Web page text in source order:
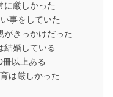
に厳しかった
事をしていた
がきっかけだった
結婚している
冊以上ある
は厳しかった